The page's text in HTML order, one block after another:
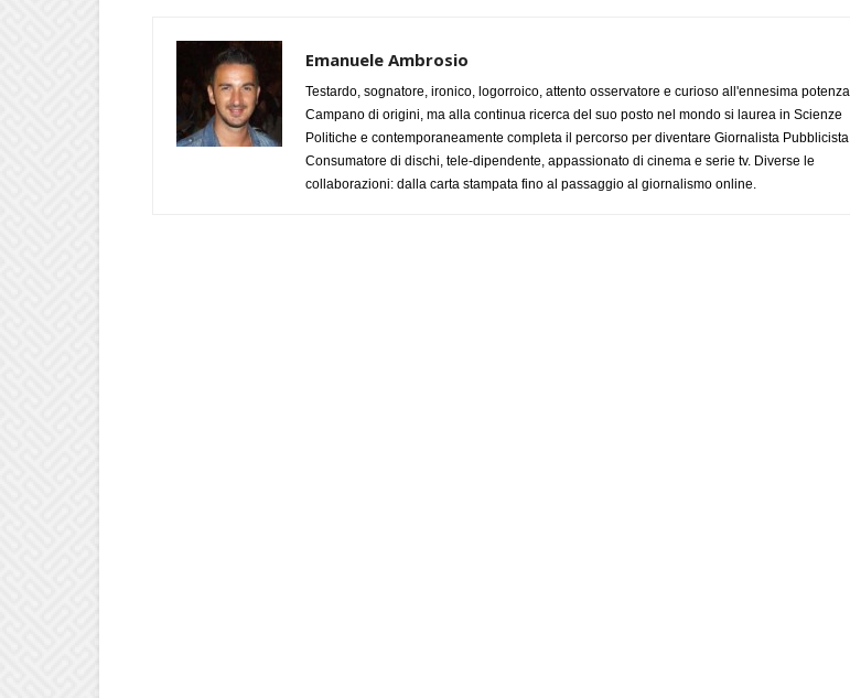
Emanuele Ambrosio
Testardo, sognatore, ironico, logorroico, attento osservatore e curioso all'ennesima potenza.
Campano di origini, ma alla continua ricerca del suo posto nel mondo si laurea in Scienze
Politiche e contemporaneamente completa il percorso per diventare Giornalista Pubblicista.
Consumatore di dischi, tele-dipendente, appassionato di cinema e serie tv. Diverse le
collaborazioni: dalla carta stampata fino al passaggio al giornalismo online.